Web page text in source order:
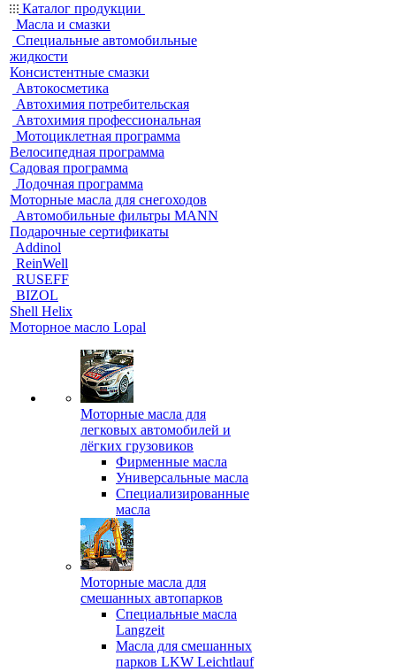
Каталог продукции
Масла и смазки
Специальные автомобильные
жидкости
Консистентные смазки
Автокосметика
Автохимия потребительская
Автохимия профессиональная
Мотоциклетная программа
Велосипедная программа
Садовая программа
Лодочная программа
Моторные масла для снегоходов
Автомобильные фильтры MANN
Подарочные сертификаты
Addinol
ReinWell
RUSEFF
BIZOL
Shell Helix
Моторное масло Lopal
Моторные масла для
легковых автомобилей и
лёгких грузовиков
Фирменные масла
Универсальные масла
Специализированные
масла
Моторные масла для
смешанных автопарков
Специальные масла
Langzeit
Масла для смешанных
парков LKW Leichtlauf